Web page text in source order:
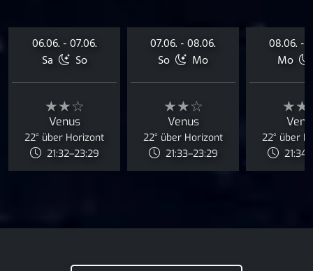
06.06. - 07.06.
Sa
So
★★☆
Venus
22° über Horizont
21:32–23:29
07.06. - 08.06.
So
Mo
★★☆
Venus
22° über Horizont
21:33–23:29
08.06. -
Mo
22° über